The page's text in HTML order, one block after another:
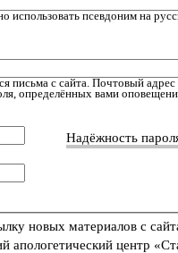
псевдоним на
письма с сайта. Почтовый
определённых вами
Надёжность
новых материалов с
апологетический центр